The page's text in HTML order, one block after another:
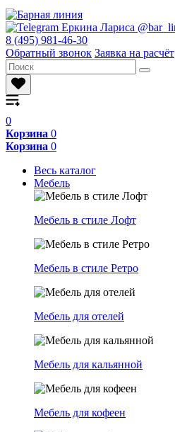
8 (495) 981-46-30
Обратный звонок Заявка на расчёт
0
Корзина 0
Корзина 0
Весь каталог
Мебель
Мебель в стиле Лофт
Мебель в стиле Ретро
Мебель для отелей
Мебель для кальянной
Мебель для кофеен